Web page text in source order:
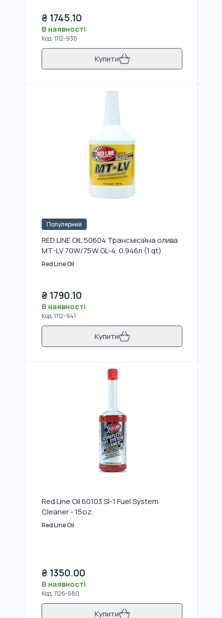
₴ 1745.10
В наявності
Код:1112-936
Купити
Популярний
RED LINE OIL 50604 Трансмісійна олива
MT-LV 70W/75W GL-4, 0.946л (1 qt)
Red Line Oil
₴ 1790.10
В наявності
Код:1112-941
Купити
Red Line Oil 60103 SI-1 Fuel System
Cleaner - 15oz.
Red Line Oil
₴ 1350.00
В наявності
Код:1126-580
Купити